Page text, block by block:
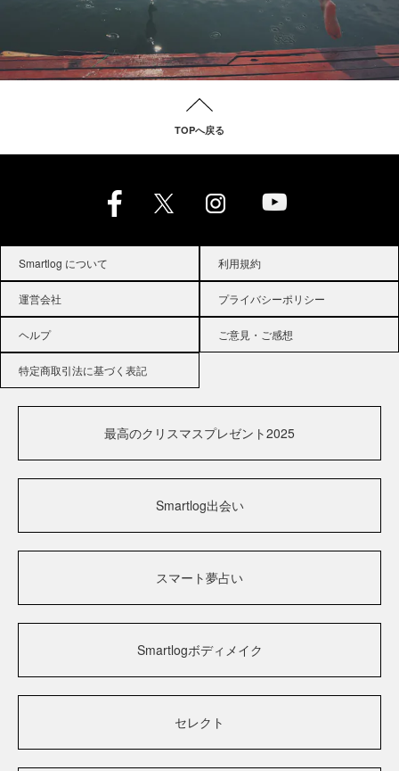
TOPへ戻る
Smartlog について 利用規約
運営会社 プライバシーポリシー
ヘルプ ご意見・ご感想
特定商取引法に基づく表記
最高のクリスマスプレゼント2025
Smartlog出会い
スマート夢占い
Smartlogボディメイク
セレクト